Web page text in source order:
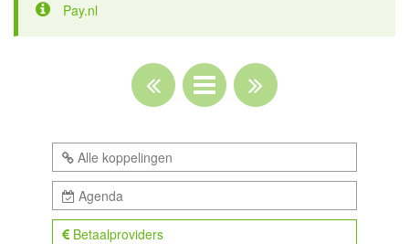
Pay.nl
Alle koppelingen
Agenda
Betaalproviders